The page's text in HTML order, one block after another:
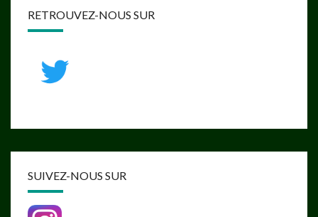
RETROUVEZ-NOUS SUR
SUIVEZ-NOUS SUR